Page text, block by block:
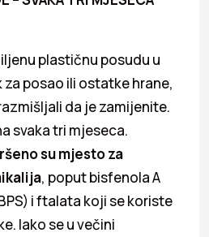
plastičnu posudu u
posao ili ostatke hrane,
da je zamijenite.
svaka tri mjeseca.
su mjesto za
, poput bisfenola A
i ftalata koji se koriste
Iako se u večini